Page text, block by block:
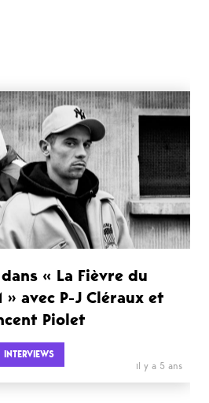
« La Fièvre du
» avec P-J Cléraux et
Piolet
INTERVIEWS
il y a 5 ans